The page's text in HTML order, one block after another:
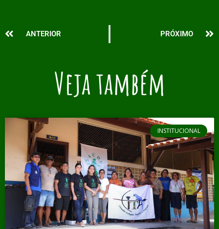
ANTERIOR PRÓXIMO
Veja também
INSTITUCIONAL